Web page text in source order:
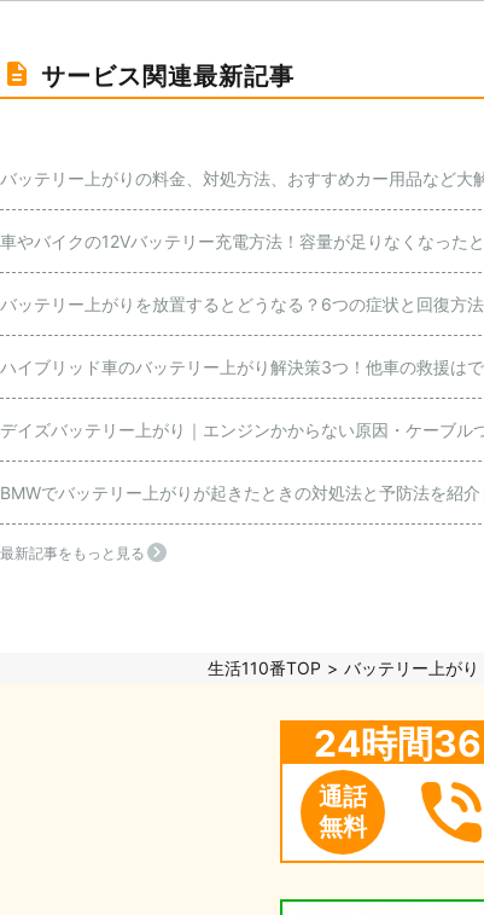
サービス関連最新記事
バッテリー上がりの料金、対処方法、おすすめカー用品など大
車やバイクの12Vバッテリー充電方法！容量が足りなくなった
バッテリー上がりを放置するとどうなる？6つの症状と回復方法
ハイブリッド車のバッテリー上がり解決策3つ！他車の救援は
デイズバッテリー上がり｜エンジンかからない原因・ケーブル
BMWでバッテリー上がりが起きたときの対処法と予防法を紹介
最新記事をもっと見る
生活110番TOP バッテリー上がり
24時間
通話
無料